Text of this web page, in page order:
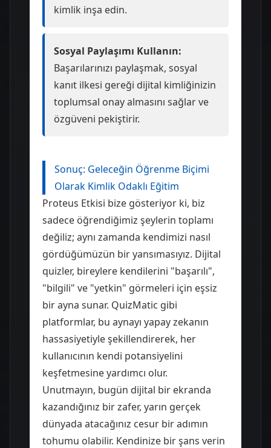
kimlik inşa edin.
Sosyal Paylaşımı Kullanın:
Başarılarınızı paylaşmak, sosyal
kanıt ilkesi gereği dijital kimliğinizin
toplumsal onay almasını sağlar ve
özgüveni pekiştirir.
Sonuç: Geleceğin Öğrenme Biçimi
Olarak Kimlik Odaklı Eğitim
Proteus Etkisi bize gösteriyor ki, biz
sadece öğrendiğimiz şeylerin toplamı
değiliz; aynı zamanda kendimizi nasıl
gördüğümüzün bir yansımasıyız. Dijital
quizler, bireylere kendilerini "başarılı",
"bilgili" ve "yetkin" görmeleri için eşsiz
bir ayna sunar. QuizMatic gibi
platformlar, bu aynayı yapay zekanın
hassasiyetiyle şekillendirerek, her
kullanıcının kendi potansiyelini
keşfetmesine yardımcı olur.
Unutmayın, bugün dijital bir ekranda
kazandığınız bir zafer, yarın gerçek
dünyada atacağınız cesur bir adımın
tohumu olabilir. Kendinize bir şans verin